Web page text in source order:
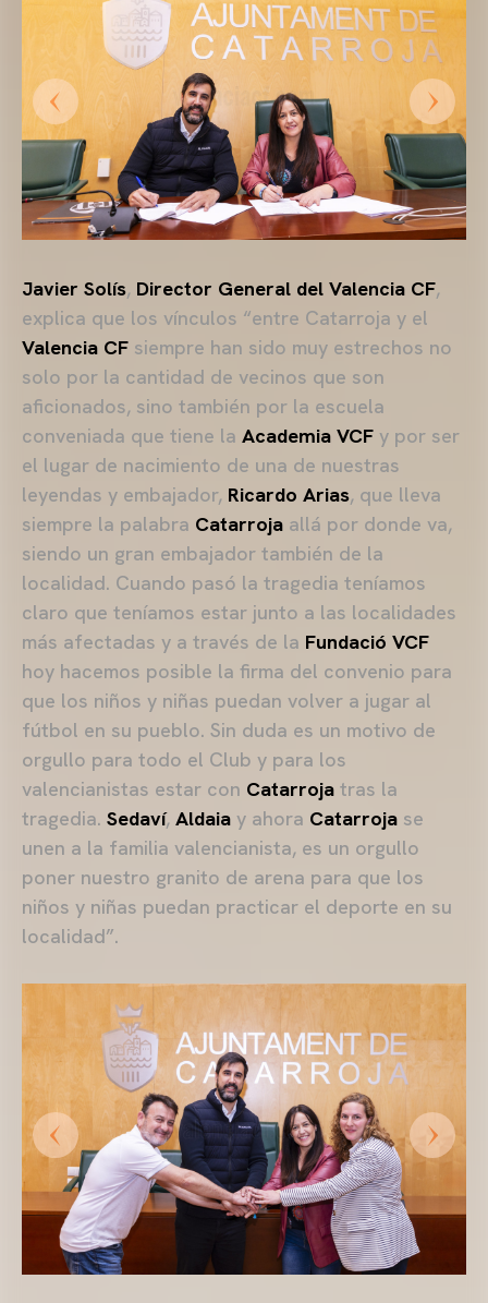
Javier Solís, Director General del Valencia CF,
explica que los vínculos “entre Catarroja y el
Valencia CF siempre han sido muy estrechos no
solo por la cantidad de vecinos que son
aficionados, sino también por la escuela
conveniada que tiene la Academia VCF y por ser
el lugar de nacimiento de una de nuestras
leyendas y embajador, Ricardo Arias, que lleva
siempre la palabra Catarroja allá por donde va,
siendo un gran embajador también de la
localidad. Cuando pasó la tragedia teníamos
claro que teníamos estar junto a las localidades
más afectadas y a través de la Fundació VCF
hoy hacemos posible la firma del convenio para
que los niños y niñas puedan volver a jugar al
fútbol en su pueblo. Sin duda es un motivo de
orgullo para todo el Club y para los
valencianistas estar con Catarroja tras la
tragedia. Sedaví, Aldaia y ahora Catarroja se
unen a la familia valencianista, es un orgullo
poner nuestro granito de arena para que los
niños y niñas puedan practicar el deporte en su
localidad”.